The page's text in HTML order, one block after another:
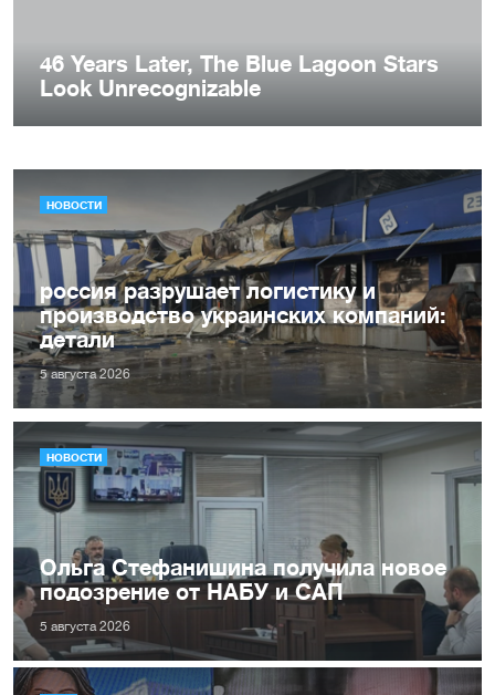
НОВОСТИ
россия разрушает логистику и
производство украинских компаний:
детали
5 августа 2026
НОВОСТИ
Ольга Стефанишина получила новое
подозрение от НАБУ и САП
5 августа 2026